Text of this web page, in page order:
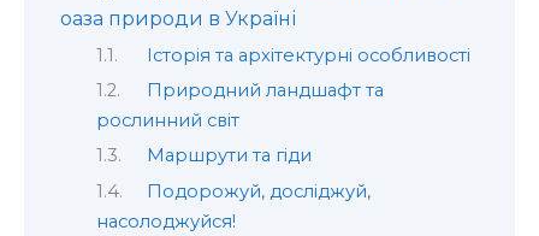
оаза природи в Україні
Історія та архітектурні особливості
Природний ландшафт та
рослинний світ
Маршрути та гіди
Подорожуй, досліджуй,
насолоджуйся!